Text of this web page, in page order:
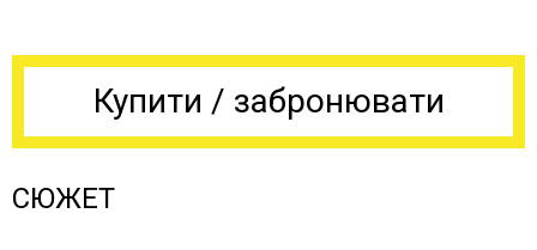
Купити / забронювати
СЮЖЕТ